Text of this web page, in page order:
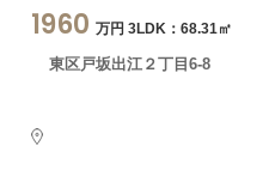
1960 万円 3LDK：68.31㎡
東区戸坂出江２丁目6-8